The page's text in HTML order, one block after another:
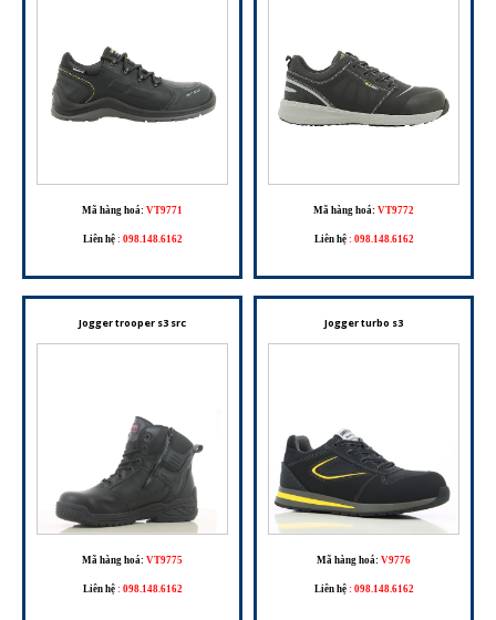
Mã hàng hoá: VT9771
Liên hệ : 098.148.6162
Mã hàng hoá: VT9772
Liên hệ : 098.148.6162
Jogger trooper s3 src
Mã hàng hoá: VT9775
Liên hệ : 098.148.6162
Jogger turbo s3
Mã hàng hoá: V9776
Liên hệ : 098.148.6162